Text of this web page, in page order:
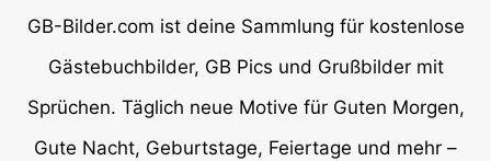
GB-Bilder.com ist deine Sammlung für kostenlose
Gästebuchbilder, GB Pics und Grußbilder mit
Sprüchen. Täglich neue Motive für Guten Morgen,
Gute Nacht, Geburtstage, Feiertage und mehr –